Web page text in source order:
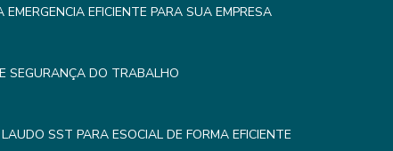
EFICIENTE PARA SUA EMPRESA
SEGURANÇA DO TRABALHO
SST PARA ESOCIAL DE FORMA EFICIENTE